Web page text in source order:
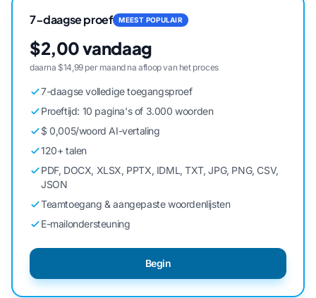
7-daagse proef MEEST POPULAIR
$2,00 vandaag
daarna $14,99 per maand na afloop van het proces
7-daagse volledige toegangsproef
Proeftijd: 10 pagina's of 3.000 woorden
$ 0,005/woord AI-vertaling
120+ talen
PDF, DOCX, XLSX, PPTX, IDML, TXT, JPG, PNG, CSV,
JSON
Teamtoegang & aangepaste woordenlijsten
E-mailondersteuning
Begin